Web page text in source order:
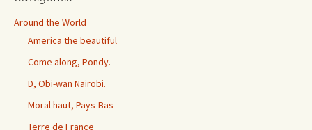
Around the World
America the beautiful
Come along, Pondy.
D, Obi-wan Nairobi.
Moral haut, Pays-Bas
Terre de France